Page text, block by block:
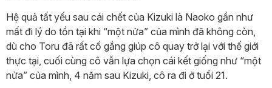
Hệ quả tất yếu sau cái chết của Kizuki là Naoko gần như
mất đi lý do tồn tại khi “một nửa” của mình đã không còn,
dù cho Toru đã rất cố gắng giúp cô quay trở lại với thế giới
thực tại, cuối cùng cô vẫn lựa chọn cái kết giống như “một
nửa” của mình, 4 năm sau Kizuki, cô ra đi ở tuổi 21.